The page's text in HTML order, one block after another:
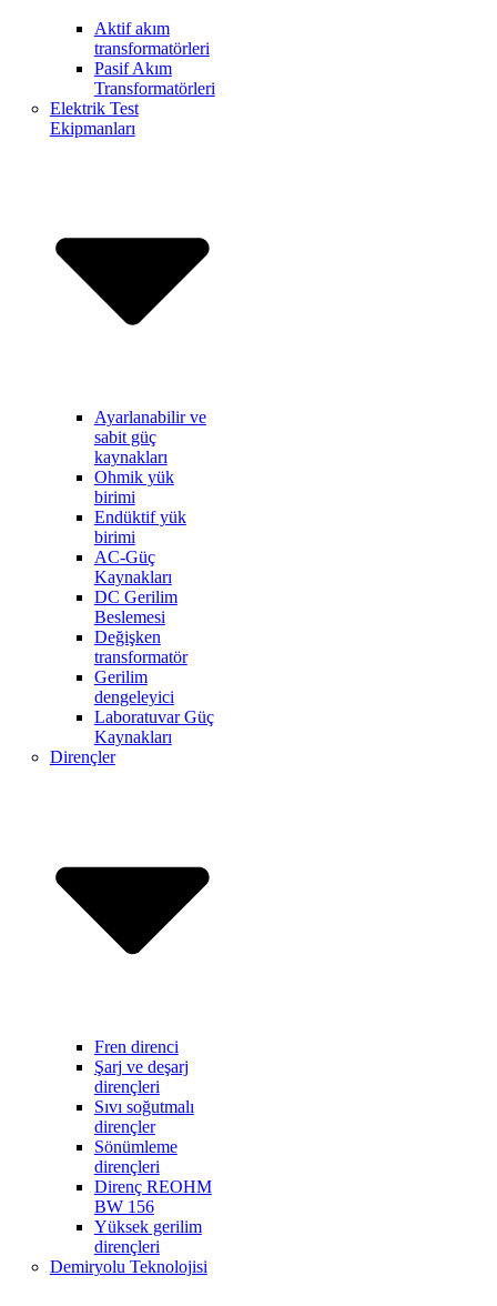
Aktif akım
transformatörleri
Pasif Akım
Transformatörleri
Elektrik Test
Ekipmanları
Ayarlanabilir ve
sabit güç
kaynakları
Ohmik yük
birimi
Endüktif yük
birimi
AC-Güç
Kaynakları
DC Gerilim
Beslemesi
Değişken
transformatör
Gerilim
dengeleyici
Laboratuvar Güç
Kaynakları
Dirençler
Fren direnci
Şarj ve deşarj
dirençleri
Sıvı soğutmalı
dirençler
Sönümleme
dirençleri
Direnç REOHM
BW 156
Yüksek gerilim
dirençleri
Demiryolu Teknolojisi